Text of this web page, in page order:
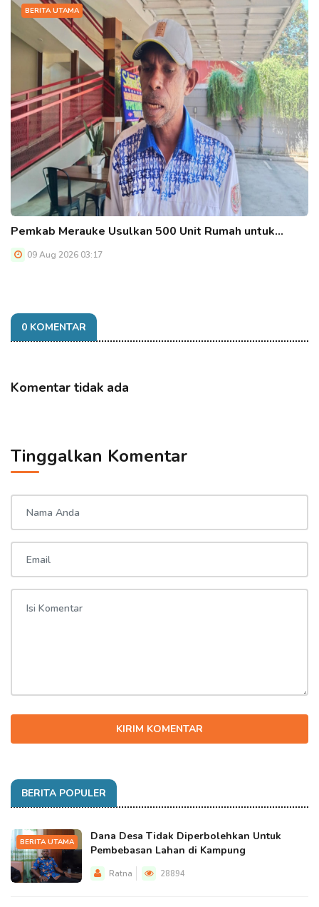
BERITA UTAMA
Pemkab Merauke Usulkan 500 Unit Rumah untuk…
09 Aug 2026 03:17
0 KOMENTAR
Komentar tidak ada
Tinggalkan Komentar
KIRIM KOMENTAR
BERITA POPULER
BERITA UTAMA
Dana Desa Tidak Diperbolehkan Untuk
Pembebasan Lahan di Kampung
Ratna 28894